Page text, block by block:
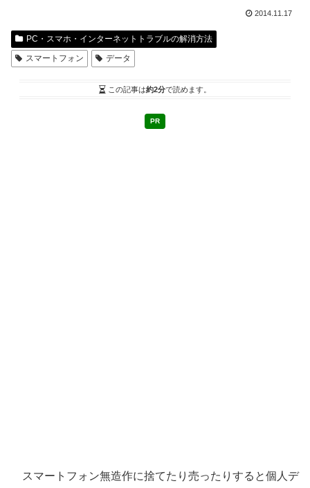
2014.11.17
PC・スマホ・インターネットトラブルの解消方法
スマートフォン
データ
この記事は約2分で読めます。
PR
スマートフォン無造作に捨てたり売ったりすると個人デ